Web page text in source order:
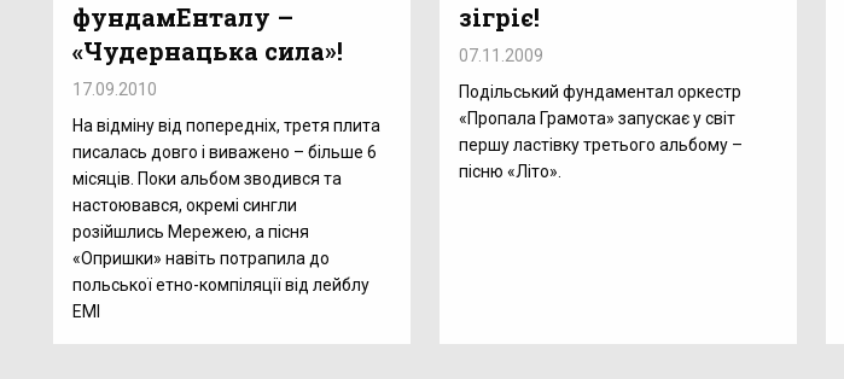
фундамЕнталу –
«Чудернацька сила»!
17.09.2010
На відміну від попередніх, третя плита
писалась довго і виважено – більше 6
місяців. Поки альбом зводився та
настоювався, окремі сингли
розійшлись Мережею, а пісня
«Опришки» навіть потрапила до
польської етно-компіляції від лейблу
ЕМІ
зігріє!
07.11.2009
Подільський фундаментал оркестр
«Пропала Грамота» запускає у світ
першу ластівку третього альбому –
пісню «Літо».